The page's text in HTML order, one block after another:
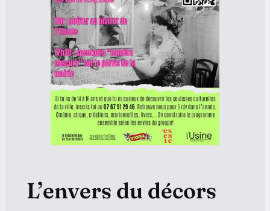
L’envers du décors